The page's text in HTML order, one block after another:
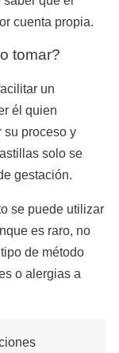
cuenta propia.
tomar?
un
él quien
su proceso y
solo se
gestación.
se puede utilizar
es raro, no
de método
o alergias a